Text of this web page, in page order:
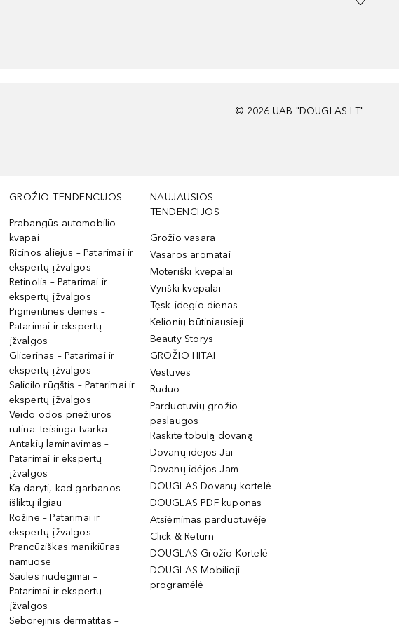
© 2026 UAB "DOUGLAS LT"
GROŽIO TENDENCIJOS
Prabangūs automobilio
kvapai
Ricinos aliejus – Patarimai ir
ekspertų įžvalgos
Retinolis – Patarimai ir
ekspertų įžvalgos
Pigmentinės dėmės –
Patarimai ir ekspertų
įžvalgos
Glicerinas – Patarimai ir
ekspertų įžvalgos
Salicilo rūgštis – Patarimai ir
ekspertų įžvalgos
Veido odos priežiūros
rutina: teisinga tvarka
Antakių laminavimas –
Patarimai ir ekspertų
įžvalgos
Ką daryti, kad garbanos
išliktų ilgiau
Rožinė – Patarimai ir
ekspertų įžvalgos
Prancūziškas manikiūras
namuose
Saulės nudegimai –
Patarimai ir ekspertų
įžvalgos
Seborėjinis dermatitas –
NAUJAUSIOS
TENDENCIJOS
Grožio vasara
Vasaros aromatai
Moteriški kvepalai
Vyriški kvepalai
Tęsk įdegio dienas
Kelionių būtiniausieji
Beauty Storys
GROŽIO HITAI
Vestuvės
Ruduo
Parduotuvių grožio
paslaugos
Raskite tobulą dovaną
Dovanų idėjos Jai
Dovanų idėjos Jam
DOUGLAS Dovanų kortelė
DOUGLAS PDF kuponas
Atsiėmimas parduotuvėje
Click & Return
DOUGLAS Grožio Kortelė
DOUGLAS Mobilioji
programėlė